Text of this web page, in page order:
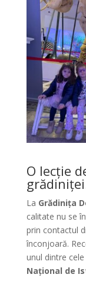
O lecție
La Grădinița
calitate nu se
prin contactul
înconjoară.
unul dintre
Național de